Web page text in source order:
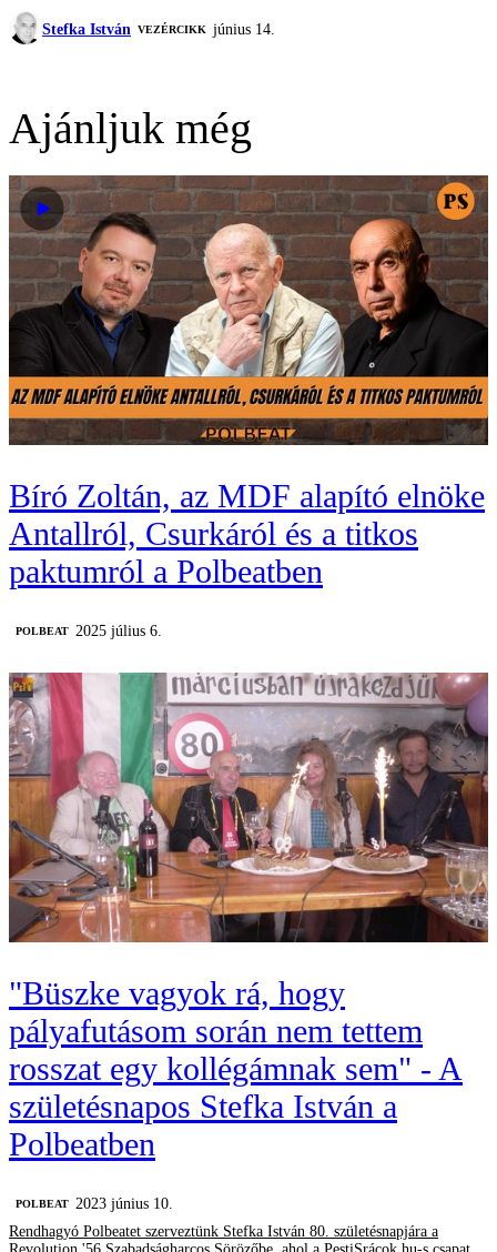
Stefka István VEZÉRCIKK június 14.
Ajánljuk még
Bíró Zoltán, az MDF alapító elnöke
Antallról, Csurkáról és a titkos
paktumról a Polbeatben
‎POLBEAT 2025 július 6.
"Büszke vagyok rá, hogy
pályafutásom során nem tettem
rosszat egy kollégámnak sem" - A
születésnapos Stefka István a
Polbeatben
‎POLBEAT 2023 június 10.
Rendhagyó Polbeatet szerveztünk Stefka István 80. születésnapjára a